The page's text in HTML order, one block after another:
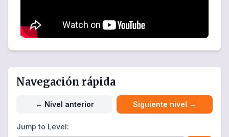
Navegación rápida
← Nivel anterior Siguiente nivel →
Jump to Level: